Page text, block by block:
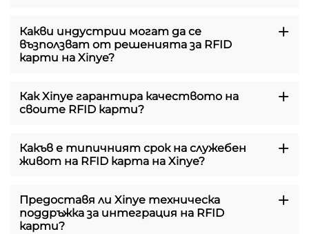
Какви индустрии могат да се
възползват от решенията за RFID
карти на Xinye?
Как Xinye гарантира качеството на
своите RFID карти?
Какъв е типичният срок на служебен
живот на RFID карта на Xinye?
Предоставя ли Xinye техническа
поддръжка за интеграция на RFID
карти?